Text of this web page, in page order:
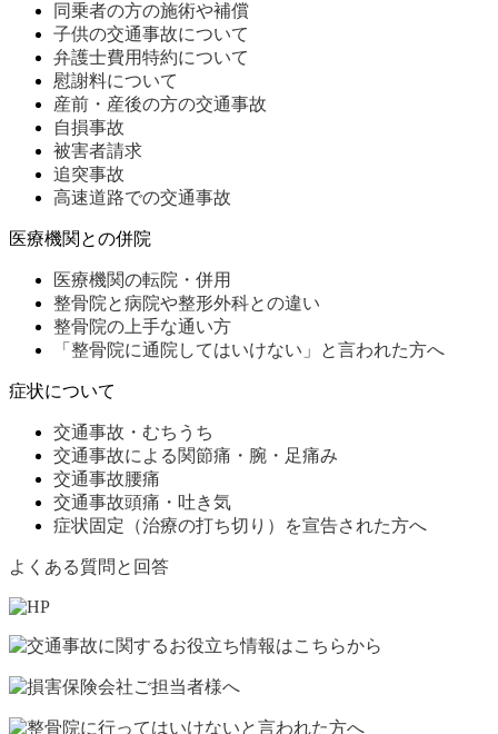
同乗者の方の施術や補償
子供の交通事故について
弁護士費用特約について
慰謝料について
産前・産後の方の交通事故
自損事故
被害者請求
追突事故
高速道路での交通事故
医療機関との併院
医療機関の転院・併用
整骨院と病院や整形外科との違い
整骨院の上手な通い方
「整骨院に通院してはいけない」と言われた方へ
症状について
交通事故・むちうち
交通事故による関節痛・腕・足痛み
交通事故腰痛
交通事故頭痛・吐き気
症状固定（治療の打ち切り）を宣告された方へ
よくある質問と回答